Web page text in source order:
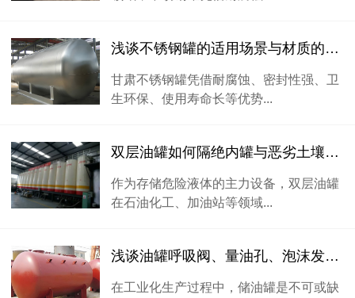
浅谈不锈钢罐的适用场景与材质的选择！
甘肃不锈钢罐凭借耐腐蚀、密封性强、卫
生环保、使用寿命长等优势...
双层油罐如何隔绝内罐与恶劣土壤环境的接触？
作为存储危险液体的主力设备，双层油罐
在石油化工、加油站等领域...
浅谈油罐呼吸阀、量油孔、泡沫发生器的作用！
在工业化生产过程中，储油罐是不可或缺